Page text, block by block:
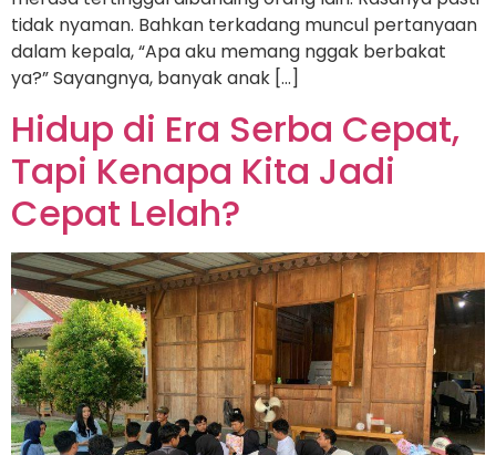
tidak nyaman. Bahkan terkadang muncul pertanyaan
dalam kepala, “Apa aku memang nggak berbakat
ya?” Sayangnya, banyak anak […]
Hidup di Era Serba Cepat,
Tapi Kenapa Kita Jadi
Cepat Lelah?